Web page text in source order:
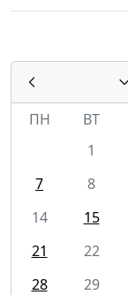
ПН
ВТ
1
7
8
14
15
21
22
28
29